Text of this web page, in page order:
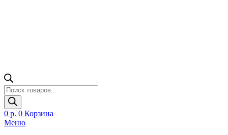
Поиск
товаров
0 р. 0 Корзина
Меню